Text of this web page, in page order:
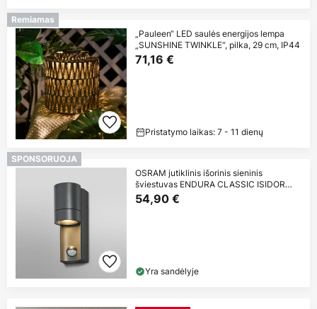
Remiamas
„Pauleen“ LED saulės energijos lempa
„SUNSHINE TWINKLE“, pilka, 29 cm, IP44
71,16 €
Pristatymo laikas: 7 - 11 dienų
SPONSORUOJA
OSRAM jutiklinis išorinis sieninis
šviestuvas ENDURA CLASSIC ISIDOR
tamsiai
54,90 €
Yra sandėlyje